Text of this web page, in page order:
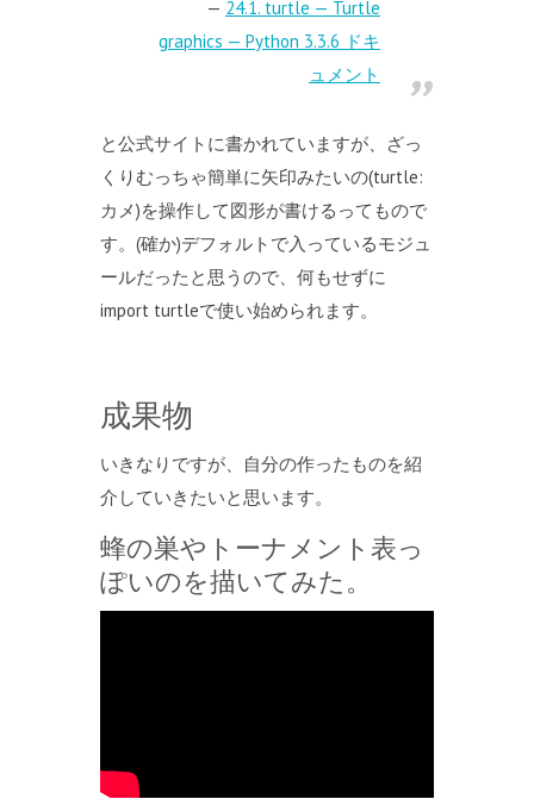
24.1. turtle — Turtle
graphics — Python 3.3.6 ドキ
ュメント
と公式サイトに書かれていますが、ざっ
くりむっちゃ簡単に矢印みたいの(turtle:
カメ)を操作して図形が書けるってもので
す。(確か)デフォルトで入っているモジュ
ールだったと思うので、何もせずに
import turtleで使い始められます。
成果物
いきなりですが、自分の作ったものを紹
介していきたいと思います。
蜂の巣やトーナメント表っ
ぽいのを描いてみた。